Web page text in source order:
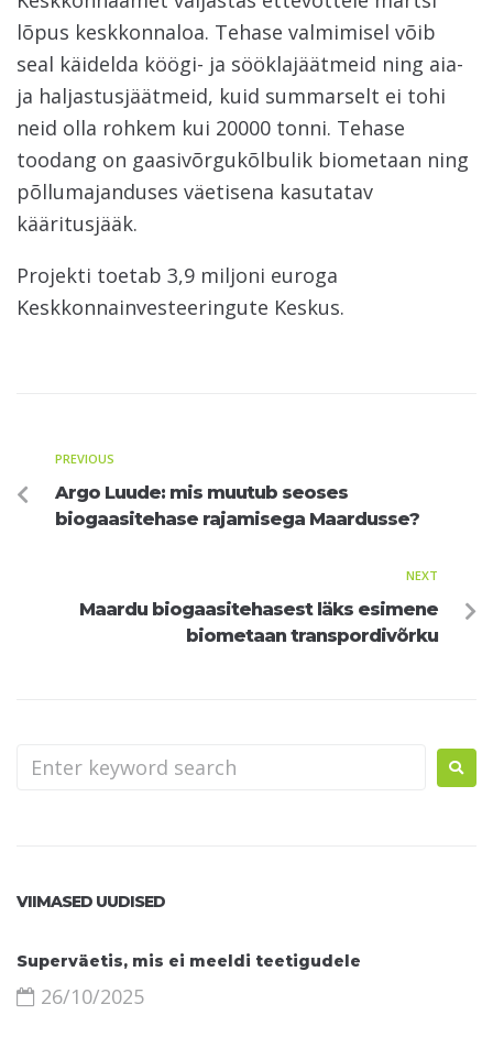
lõpus keskkonnaloa. Tehase valmimisel võib
seal käidelda köögi- ja sööklajäätmeid ning aia-
ja haljastusjäätmeid, kuid summarselt ei tohi
neid olla rohkem kui 20000 tonni. Tehase
toodang on gaasivõrgukõlbulik biometaan ning
põllumajanduses väetisena kasutatav
kääritusjääk.
Projekti toetab 3,9 miljoni euroga
Keskkonnainvesteeringute Keskus.
PREVIOUS
Argo Luude: mis muutub seoses
biogaasitehase rajamisega Maardusse?
NEXT
Maardu biogaasitehasest läks esimene
biometaan transpordivõrku
VIIMASED UUDISED
Superväetis, mis ei meeldi teetigudele
26/10/2025